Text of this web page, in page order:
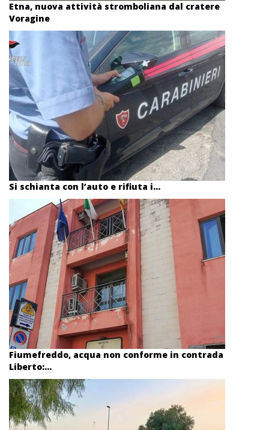
Etna, nuova attività stromboliana dal cratere
Voragine
Si schianta con l’auto e rifiuta i...
Fiumefreddo, acqua non conforme in contrada
Liberto:...